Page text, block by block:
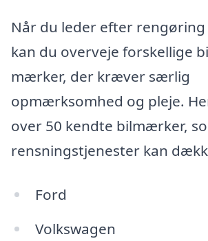
Når du leder efter rengøring
kan du overveje forskellige
mærker, der kræver særlig
opmærksomhed og pleje.
over 50 kendte bilmærker,
rensningstjenester kan
Ford
Volkswagen